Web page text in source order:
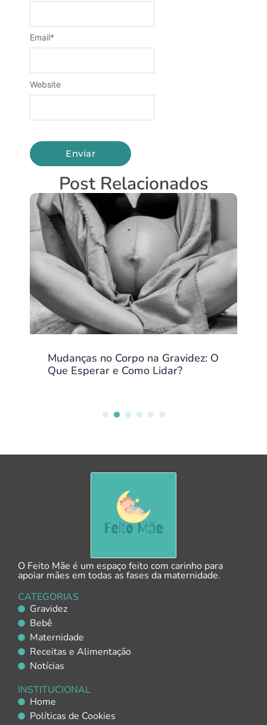
Email*
Website
Post Relacionados
Mudanças no Corpo na Gravidez: O
Que Esperar e Como Lidar?
O Feito Mãe é um espaço feito com carinho para
apoiar mães em todas as fases da maternidade.
CATEGORIAS
Gravidez
Bebê
Maternidade
Receitas e Alimentação
Notícias
INSTITUCIONAL
Home
Políticas de Cookies